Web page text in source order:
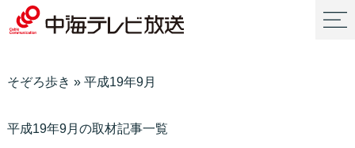
そぞろ歩き » 平成19年9月
平成19年9月の取材記事一覧